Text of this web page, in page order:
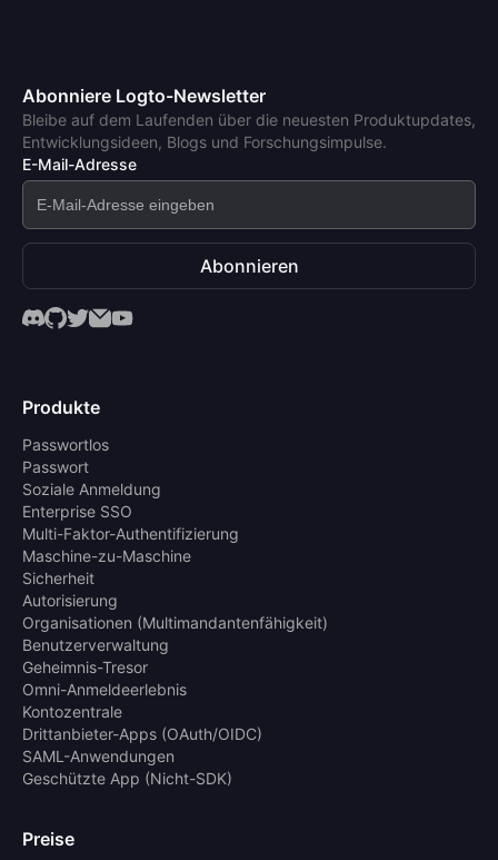
Abonniere Logto-Newsletter
Bleibe auf dem Laufenden über die neuesten Produktupdates,
Entwicklungsideen, Blogs und Forschungsimpulse.
E-Mail-Adresse
Abonnieren
Produkte
Passwortlos
Passwort
Soziale Anmeldung
Enterprise SSO
Multi-Faktor-Authentifizierung
Maschine-zu-Maschine
Sicherheit
Autorisierung
Organisationen (Multimandantenfähigkeit)
Benutzerverwaltung
Geheimnis-Tresor
Omni-Anmeldeerlebnis
Kontozentrale
Drittanbieter-Apps (OAuth/OIDC)
SAML-Anwendungen
Geschützte App (Nicht-SDK)
Preise